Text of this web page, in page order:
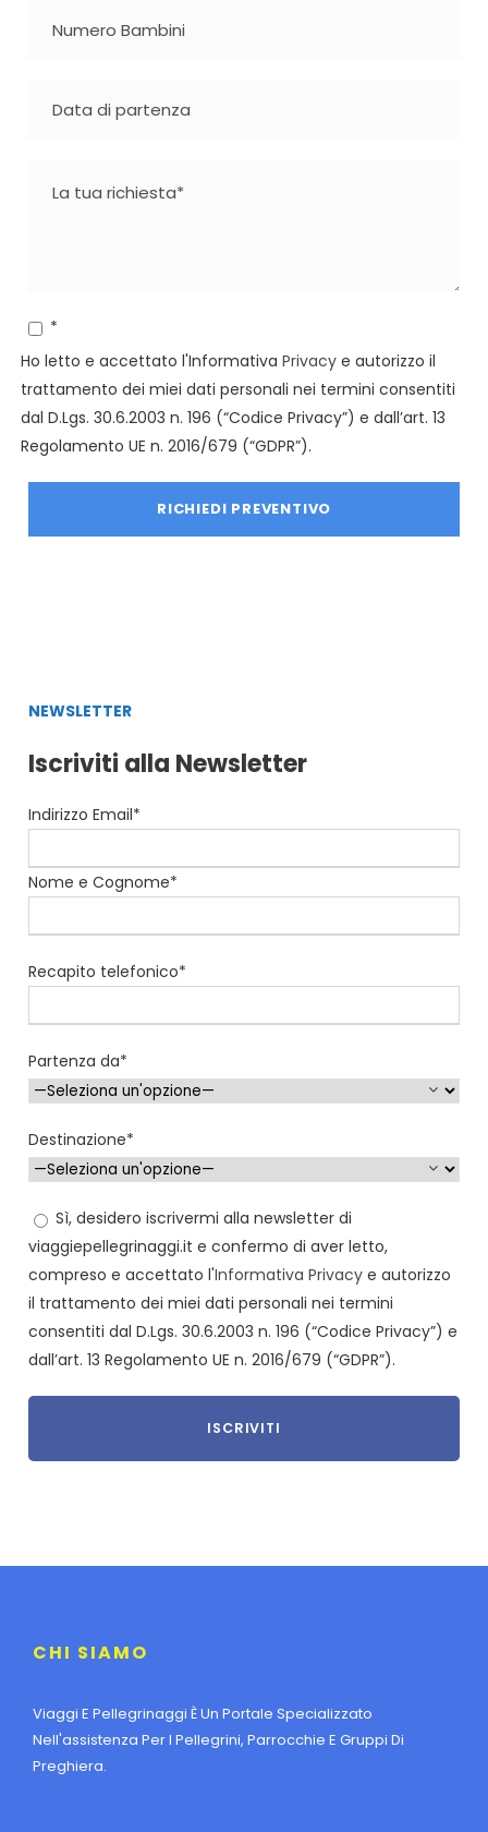
*
Ho letto e accettato l'Informativa Privacy e autorizzo il
trattamento dei miei dati personali nei termini consentiti
dal D.Lgs. 30.6.2003 n. 196 (“Codice Privacy”) e dall’art. 13
Regolamento UE n. 2016/679 (“GDPR”).
NEWSLETTER
Iscriviti alla Newsletter
Indirizzo Email*
Nome e Cognome*
Recapito telefonico*
Partenza da*
Destinazione*
Sì, desidero iscrivermi alla newsletter di
viaggiepellegrinaggi.it e confermo di aver letto,
compreso e accettato l'Informativa Privacy e autorizzo
il trattamento dei miei dati personali nei termini
consentiti dal D.Lgs. 30.6.2003 n. 196 (“Codice Privacy”) e
dall’art. 13 Regolamento UE n. 2016/679 (“GDPR”).
CHI SIAMO
Viaggi E Pellegrinaggi È Un Portale Specializzato
Nell'assistenza Per I Pellegrini, Parrocchie E Gruppi Di
Preghiera.